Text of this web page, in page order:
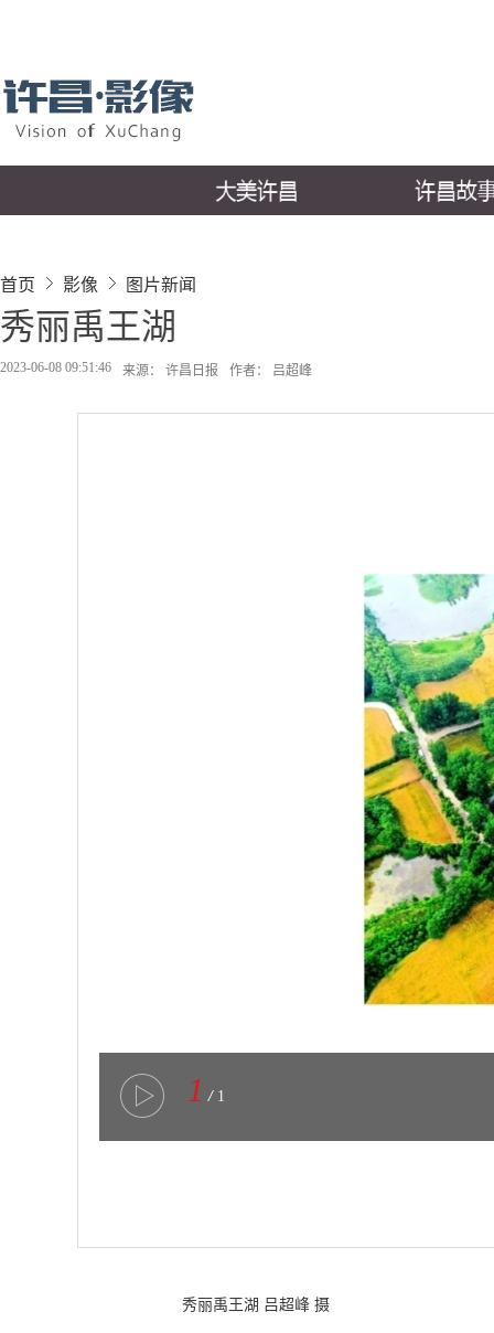
首页 影像 图片新闻
秀丽禹王湖
2023-06-08 09:51:46 来源： 许昌日报 作者： 吕超峰
1 / 1
秀丽禹王湖 吕超峰 摄